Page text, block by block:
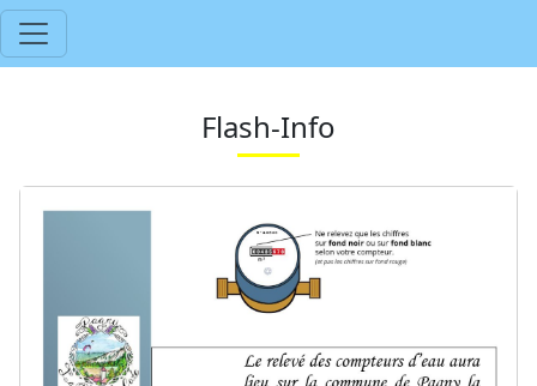
Flash-Info